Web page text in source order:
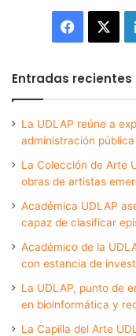
Entradas recientes
La UDLAP reúne a
administración
La Colección de Arte
obras de artistas
Académica UDLAP
capaz de clasificar
Académico de la
con estancia de
La UDLAP, punto de
en bioinformática y
La Capilla del Arte